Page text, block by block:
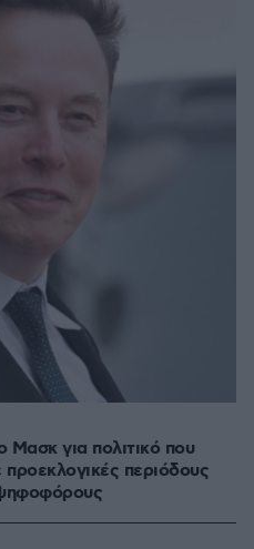
Μασκ για πολιτικό που
προεκλογικές περιόδους